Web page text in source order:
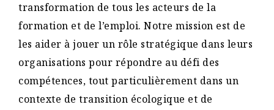
transformation de tous les acteurs de la
formation et de l’emploi. Notre mission est de
les aider à jouer un rôle stratégique dans leurs
organisations pour répondre au défi des
compétences, tout particulièrement dans un
contexte de transition écologique et de